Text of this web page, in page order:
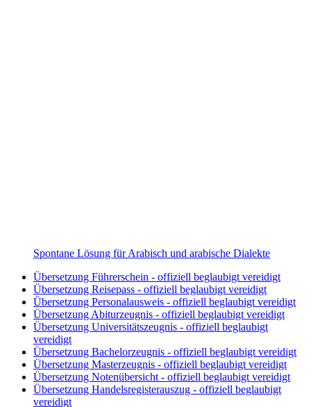
Spontane Lösung für Arabisch und arabische Dialekte
Übersetzung Führerschein - offiziell beglaubigt vereidigt
Übersetzung Reisepass - offiziell beglaubigt vereidigt
Übersetzung Personalausweis - offiziell beglaubigt vereidigt
Übersetzung Abiturzeugnis - offiziell beglaubigt vereidigt
Übersetzung Universitätszeugnis - offiziell beglaubigt
vereidigt
Übersetzung Bachelorzeugnis - offiziell beglaubigt vereidigt
Übersetzung Masterzeugnis - offiziell beglaubigt vereidigt
Übersetzung Notenübersicht - offiziell beglaubigt vereidigt
Übersetzung Handelsregisterauszug - offiziell beglaubigt
vereidigt